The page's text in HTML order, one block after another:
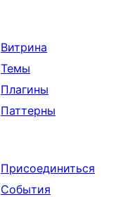
Витрина
Темы
Плагины
Паттерны
Присоединиться
События